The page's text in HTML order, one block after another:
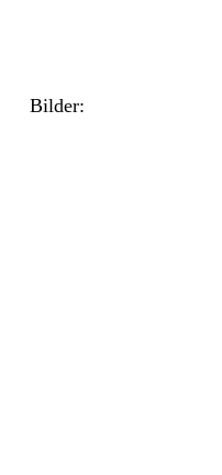
Bilder: